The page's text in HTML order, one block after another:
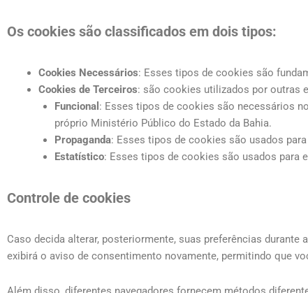
Os cookies são classificados em dois tipos:
Cookies Necessários: Esses tipos de cookies são
Cookies de Terceiros: são cookies utilizados por outras
Funcional : Esses tipos de cookies são necessários
próprio Ministério Público do Estado da Bahia.
Propaganda: Esses tipos de cookies são usados
Estatístico: Esses tipos de cookies são usados para
Controle de cookies
Caso decida alterar, posteriormente, suas preferências durante
exibirá o aviso de consentimento novamente, permitindo que